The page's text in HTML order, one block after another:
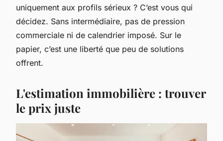
uniquement aux profils sérieux ? C’est vous qui
décidez. Sans intermédiaire, pas de pression
commerciale ni de calendrier imposé. Sur le
papier, c’est une liberté que peu de solutions
offrent.
L'estimation immobilière : trouver
le prix juste